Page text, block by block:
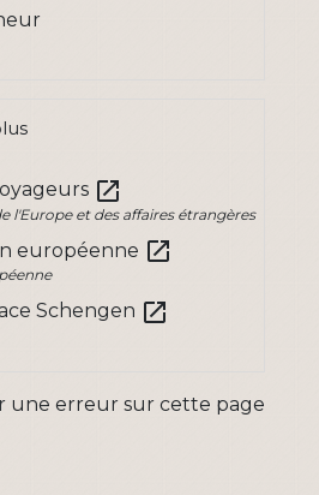
open_in_new
l'Europe et des affaires étrangères
européenne open_in_new
Schengen open_in_new
une erreur sur cette page